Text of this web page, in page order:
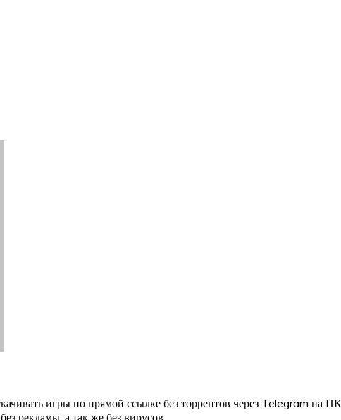
игры по прямой ссылке без торрентов через Telegram на